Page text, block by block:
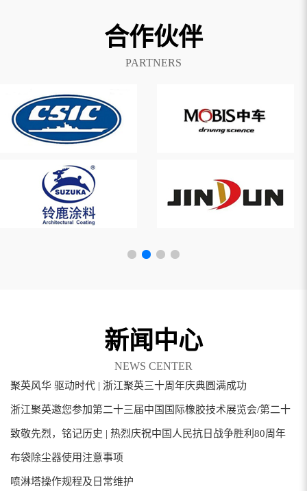
合作伙伴
PARTNERS
新闻中心
NEWS CENTER
喷淋塔操作规程及日常维护
展会邀请函 | 浙江聚英诚挚邀请您莅临2026上海环博会E6馆A70
展位
聚英风华 驱动时代 | 浙江聚英三十周年庆典圆满成功
浙江聚英邀您参加第二十三届中国国际橡胶技术展览会/第二十
二届中国国际化工展览会
致敬先烈，铭记历史 | 热烈庆祝中国人民抗日战争胜利80周年
布袋除尘器使用注意事项
喷淋塔操作规程及日常维护
除尘器布袋多久换一次？使用寿命是多少？
布袋除尘器除尘系统的安装要点
预防布袋除尘器除尘设备管内堵塞的实用技巧
活性炭吸附工艺常见的十个问题以及对应的解决方案！
车间粉尘处理的好方法